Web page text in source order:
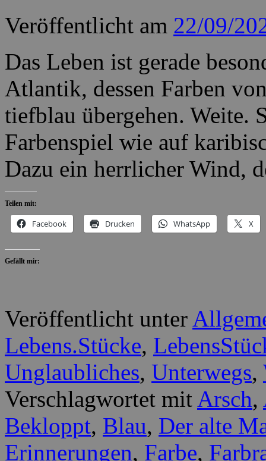
Veröffentlicht am 22/09/
Das Leben ist gerade
Atlantik, dessen Farben
tiefblau übergehen. Weite.
Farbenspiel wie auf
Dazu ein herrlicher Wind,
Teilen mit:
Facebook Drucken WhatsApp X
Gefällt mir:
Veröffentlicht unter
Lebens.Stücke,
Unglaubliches, Unterwegs,
Verschlagwortet mit Arsch,
Bekloppt, Blau, Der alte
Erinnerungen, Farbe,